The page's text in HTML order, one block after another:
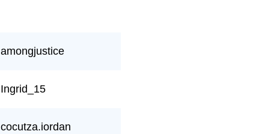
amongjustice
Ingrid_15
cocutza.iordan